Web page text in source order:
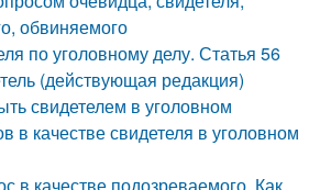
обвиняемого
по уголовному делу. Статья 56
(действующая редакция)
свидетелем в уголовном
в качестве свидетеля в уголовном